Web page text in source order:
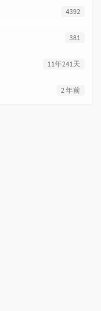
4392
381
11年241天
2 年前